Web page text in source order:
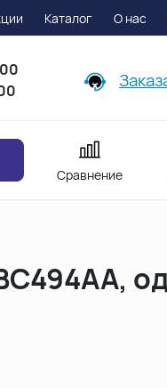
Каталог О нас
Сравнение